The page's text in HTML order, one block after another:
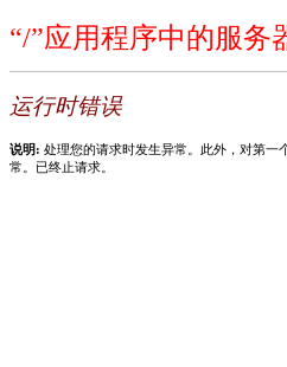
“/”应用程序中的服务
运行时错误
说明: 处理您的请求时发生异常。此外，对第一
常。已终止请求。